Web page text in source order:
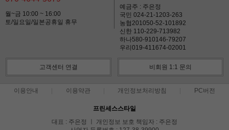
월~금 10:00 ~ 16:00
토/일요일/일본공휴일 휴무
예금주 : 주은정
국민 024-21-1203-263
농협201050-52-101892
신한 110-229-713982
하나580-910146-79207
우리019-411674-02001
고객센터 연결 비회원 1:1 문의
이용안내 이용약관 개인정보처리방침 PC버전
프린세스스타일
대표 : 주은정 ㅣ 개인정보 보호 책임자 : 주은정